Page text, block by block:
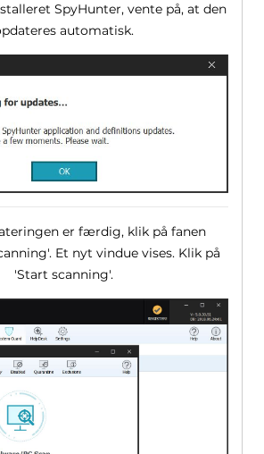
SpyHunter, vente på, at den
automatisk.
er færdig, klik på fanen
Et nyt vindue vises. Klik på
'Start scanning'.